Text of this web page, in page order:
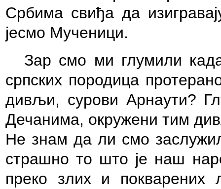
Србима свиђа да
јесмо Мученици.
Зар смо ми глумили
српских породица
дивљи, сурови Арнаути?
Дечанима, окружени тим
Не знам да ли смо
страшно то што је наш
преко злих и